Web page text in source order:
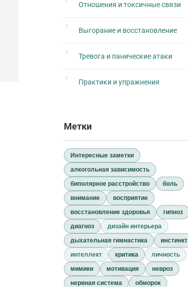
Отношения и токсичные связи
Выгорание и восстановление
Тревога и панические атаки
Практики и упражнения
Метки
Интересные заметки
алкогольная зависимость
биполярное расстройство
боль
внимание
восприятие
восстановление здоровья
гипноз
диагноз
дизайн интерьера
дыхательная гимнастика
инстинкт
интеллект
критика
личность
мимики
мотивация
невроз
нервная система
обморок